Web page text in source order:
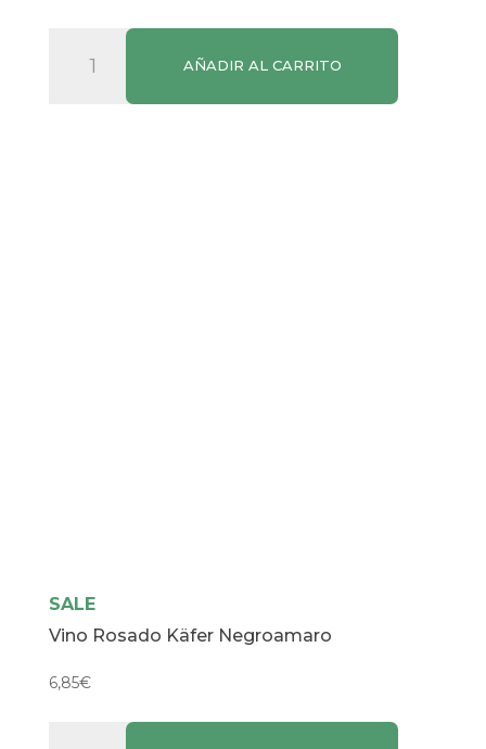
Freixenet
AÑADIR AL CARRITO
SALE
Vino Rosado Käfer Negroamaro
6,85€